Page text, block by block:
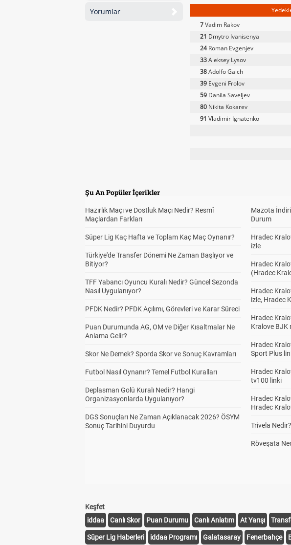
Yorumlar
7Vadim Rakov
21 Dmytro Ivanisenya
24 Roman Evgenjev
33Aleksey Lysov
38Adolfo Gaich
39 Evgeni Frolov
59 Danila Saveljev
80 Nikita Kokarev
91 Vladimir Ignatenko
Şu An Popüler İçerikler
Hazırlık Maçı ve Dostluk Maçı Nedir? Resmî
Maçlardan Farkları
Süper Lig Kaç Hafta ve Toplam Kaç Maç Oynanır?
Türkiye'de Transfer Dönemi Ne Zaman Başlıyor ve
Bitiyor?
TFF Yabancı Oyuncu Kuralı Nedir? Güncel Sezonda
Nasıl Uygulanıyor?
PFDK Nedir? PFDK Açılımı, Görevleri ve Karar Süreci
Puan Durumunda AG, OM ve Diğer Kısaltmalar Ne
Anlama Gelir?
Skor Ne Demek? Sporda Skor ve Sonuç Kavramları
Futbol Nasıl Oynanır? Temel Futbol Kuralları
Deplasman Golü Kuralı Nedir? Hangi
Organizasyonlarda Uygulanıyor?
DGS Sonuçları Ne Zaman Açıklanacak 2026? ÖSYM
Sonuç Tarihini Duyurdu
Mazota
Durum
Hradec
izle
Hradec
(Hradec
Hradec
izle, Hradec
Hradec
Kralove BJK
Hradec
Sport Plus
Hradec
tv100 linki
Hradec
Hradec
Trivela
Röveşata
Keşfet
iddaa
Canlı Skor Puan Durumu Canlı Anlatım At Yarışı
Süper Lig Haberleri iddaa Programı Galatasaray Fenerbahçe